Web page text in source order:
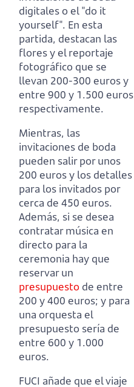
digitales o el "do it
yourself". En esta
partida, destacan las
flores y el reportaje
fotográfico que se
llevan 200-300 euros y
entre 900 y 1.500 euros
respectivamente.
Mientras, las
invitaciones de boda
pueden salir por unos
200 euros y los detalles
para los invitados por
cerca de 450 euros.
Además, si se desea
contratar música en
directo para la
ceremonia hay que
reservar un
presupuesto de entre
200 y 400 euros; y para
una orquesta el
presupuesto sería de
entre 600 y 1.000
euros.
FUCI añade que el viaje